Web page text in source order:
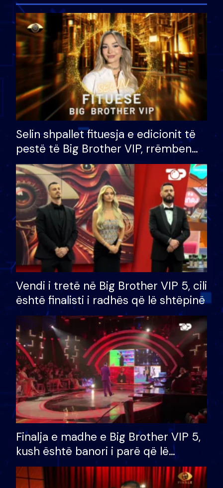
Selin shpallet fituesja e edicionit të
pestë të Big Brother VIP, rrëmben
çmimin e madh prej 100 mijë eurosh
Vendi i tretë në Big Brother VIP 5, cili
është finalisti i radhës që lë shtëpinë
Finalja e madhe e Big Brother VIP 5,
kush është banori i parë që lë
shtëpinë dhe humb mundësinë për
të fituar çmimin e madh